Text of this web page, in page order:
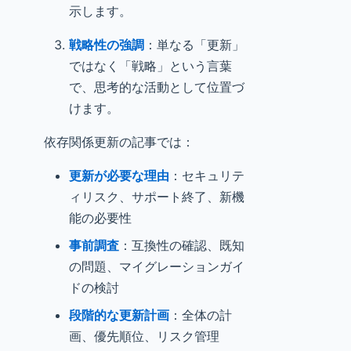
示します。
戦略性の強調 ：単なる「更新」
ではなく「戦略」という言葉
で、思考的な活動として位置づ
けます。
依存関係更新の記事では：
更新が必要な理由 ：セキュリテ
ィリスク、サポート終了、新機
能の必要性
事前調査 ：互換性の確認、既知
の問題、マイグレーションガイ
ドの検討
段階的な更新計画 ：全体の計
画、優先順位、リスク管理